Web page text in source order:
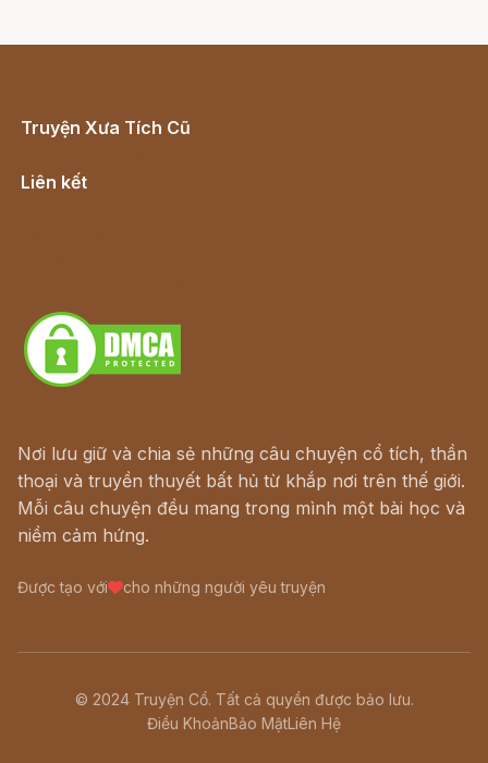
Truyện Xưa Tích Cũ
Liên kết
Nơi lưu giữ và chia sẻ những câu chuyện cổ tích, thần
thoại và truyền thuyết bất hủ từ khắp nơi trên thế giới.
Mỗi câu chuyện đều mang trong mình một bài học và
niềm cảm hứng.
Được tạo với cho những người yêu truyện
© 2024 Truyện Cổ. Tất cả quyền được bảo lưu.
Điều KhoảnBảo MậtLiên Hệ